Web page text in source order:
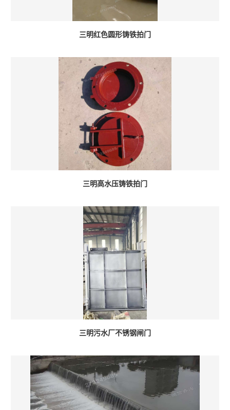
三明红色圆形铸铁拍门
三明高水压铸铁拍门
三明污水厂不锈钢闸门